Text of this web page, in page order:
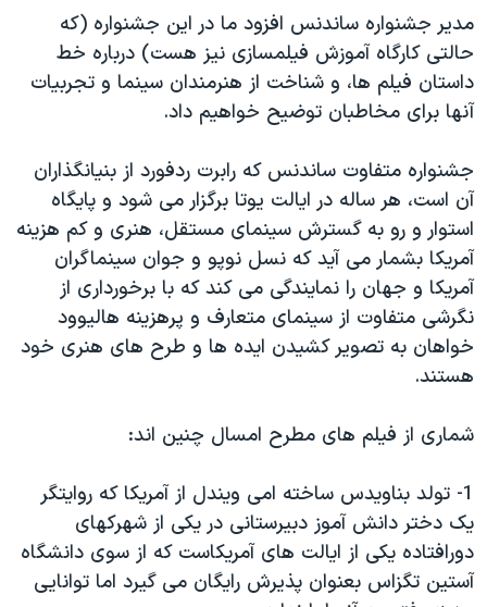
سفر پرزیدنت ترامپ به چین
مدیر جشنواره ساندنس افزود ما در این جشنواره (که
حالتی کارگاه آموزش فیلمسازی نیز هست) درباره خط
داستان فیلم ها، و شناخت از هنرمندان سینما و تجربیات
آنها برای مخاطبان توضیح خواهیم داد.
جشنواره متفاوت ساندنس که رابرت ردفورد از بنیانگذاران
آن است، هر ساله در ایالت یوتا برگزار می شود و پایگاه
استوار و رو به گسترش سینمای مستقل، هنری و کم هزینه
آمریکا بشمار می آید که نسل نوپو و جوان سینماگران
آمریکا و جهان را نمایندگی می کند که با برخورداری از
نگرشی متفاوت از سینمای متعارف و پرهزینه هالیوود
خواهان به تصویر کشیدن ایده ها و طرح های هنری خود
هستند.
شماری از فیلم های مطرح امسال چنین اند:
1- تولد بناویدس ساخته امی ویندل از آمریکا که روایتگر
یک دختر دانش آموز دبیرستانی در یکی از شهرکهای
دورافتاده یکی از ایالت های آمریکاست که از سوی دانشگاه
آستین تگزاس بعنوان پذیرش رایگان می گیرد اما توانایی